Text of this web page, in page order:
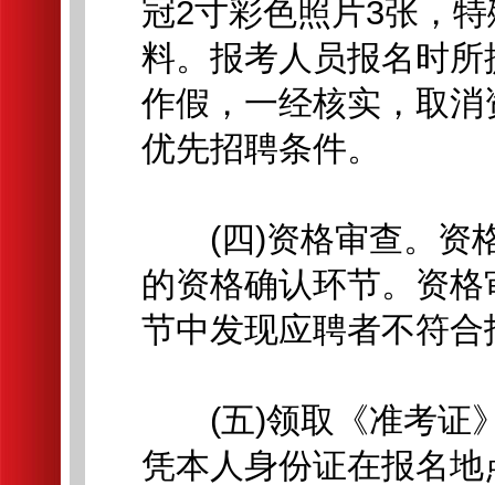
冠2寸彩色照片3张，
料。报考人员报名时
作假，一经核实，取
优先招聘条件。
(四)资格审查。资格
的资格确认环节。资
节中发现应聘者不符
(五)领取《准考证》
凭本人身份证在报名